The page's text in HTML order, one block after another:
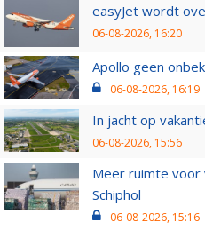
easyJet wordt
06-08-2026, 16:20
Apollo geen
06-08-2026, 16:19
In jacht op
06-08-2026, 15:56
Meer ruimte voor
Schiphol
06-08-2026, 15:16